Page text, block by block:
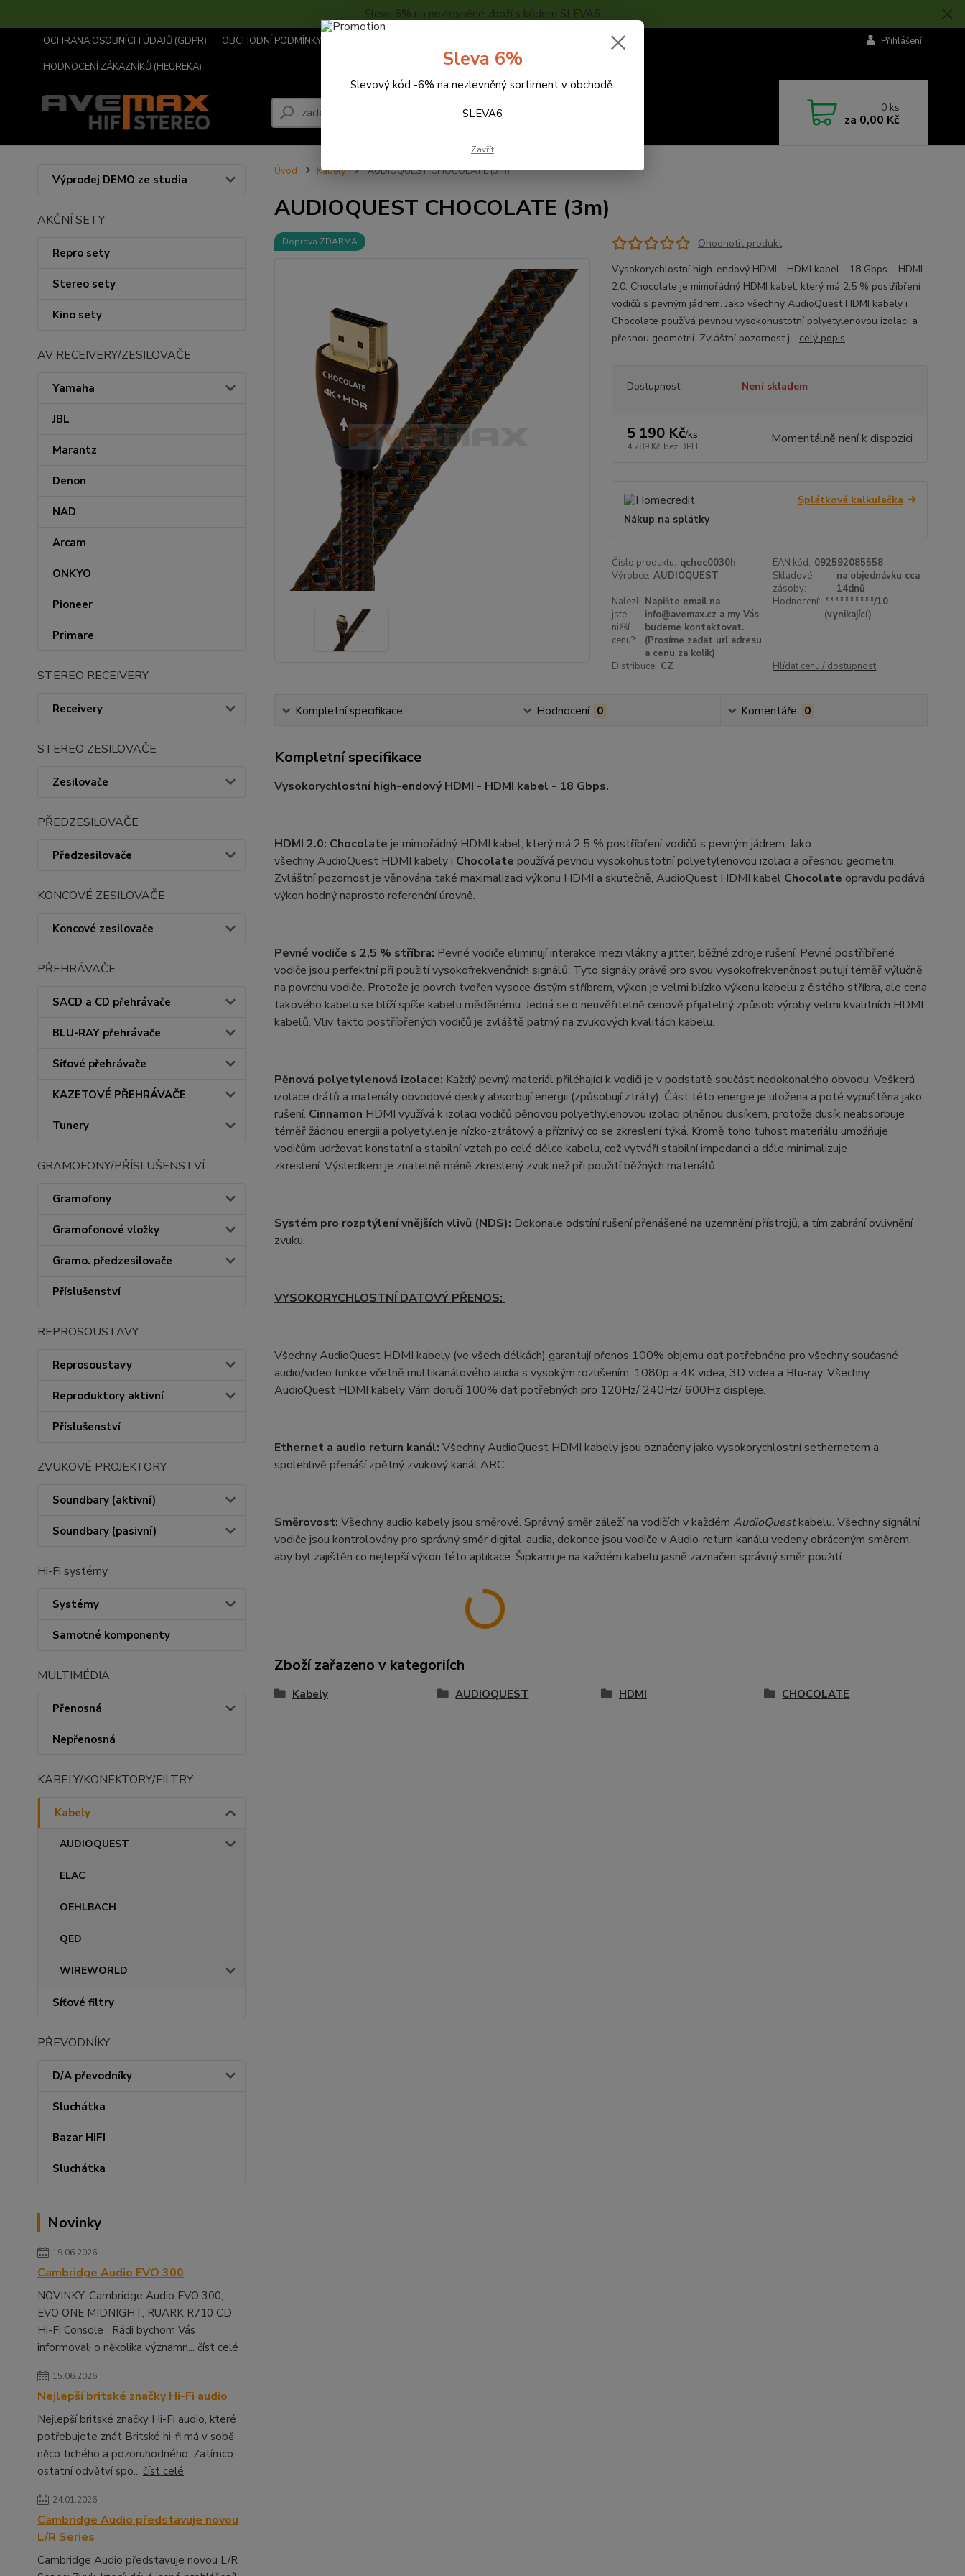
Sleva 6% na nezlevněné zboží s kódem SLEVA6
OCHRANA OSOBNÍCH ÚDAJŮ (GDPR) OBCHODNÍ PODMÍNKY ...
HODNOCENÍ ZÁKAZNÍKŮ (HEUREKA)
Přihlášení
Hledat 0 ks
za 0,00 Kč
Výprodej DEMO ze studia
AKČNÍ SETY
Repro sety
Stereo sety
Kino sety
AV RECEIVERY/ZESILOVAČE
Yamaha
JBL
Marantz
Denon
NAD
Arcam
ONKYO
Pioneer
Primare
STEREO RECEIVERY
Receivery
STEREO ZESILOVAČE
Zesilovače
PŘEDZESILOVAČE
Předzesilovače
KONCOVÉ ZESILOVAČE
Koncové zesilovače
PŘEHRÁVAČE
SACD a CD přehrávače
BLU-RAY přehrávače
Síťové přehrávače
KAZETOVÉ PŘEHRÁVAČE
Tunery
GRAMOFONY/PŘÍSLUŠENSTVÍ
Gramofony
Gramofonové vložky
Gramo. předzesilovače
Příslušenství
REPROSOUSTAVY
Reprosoustavy
Reproduktory aktivní
Příslušenství
ZVUKOVÉ PROJEKTORY
Soundbary (aktivní)
Soundbary (pasivní)
Hi-Fi systémy
Systémy
Samotné komponenty
MULTIMÉDIA
Přenosná
Nepřenosná
KABELY/KONEKTORY/FILTRY
Kabely
AUDIOQUEST
ELAC
OEHLBACH
QED
WIREWORLD
Síťové filtry
PŘEVODNÍKY
D/A převodníky
Sluchátka
Bazar HIFI
Sluchátka
Novinky
19.06.2026
Cambridge Audio EVO 300
NOVINKY: Cambridge Audio EVO 300,
EVO ONE MIDNIGHT, RUARK R710 CD
Hi-Fi Console Rádi bychom Vás
informovali o několika významn... číst celé
15.06.2026
Nejlepší britské značky Hi-Fi audio
Nejlepší britské značky Hi-Fi audio, které
potřebujete znát Britské hi-fi má v sobě
něco tichého a pozoruhodného. Zatímco
ostatní odvětví spo... číst celé
24.01.2026
Cambridge Audio představuje novou
L/R Series
Cambridge Audio představuje novou L/R
Úvod Kabely AUDIOQUEST CHOCOLATE (3m)
AUDIOQUEST CHOCOLATE (3m)
Doprava ZDARMA
Ohodnotit produkt
Vysokorychlostní high-endový HDMI - HDMI kabel - 18 Gbps. HDMI
2.0: Chocolate je mimořádný HDMI kabel, který má 2,5 % postříbření
vodičů s pevným jádrem. Jako všechny AudioQuest HDMI kabely i
Chocolate používá pevnou vysokohustotní polyetylenovou izolaci a
přesnou geometrii. Zvláštní pozornost j... celý popis
Dostupnost Není skladem
5 190 Kč/ks
4 289 Kč bez DPH Momentálně není k dispozici
Splátková kalkulačka
Nákup na splátky
Číslo produktu: qchoc0030h EAN kód: 092592085558
Výrobce: AUDIOQUEST
Skladové
zásoby:
na objednávku cca
14dnů
Nalezli
jste
nižší
cenu?:
Napište email na
info@avemax.cz a my Vás
budeme kontaktovat.
(Prosíme zadat url adresu
a cenu za kolik)
Hodnocení: **********/10
(vynikající)
Distribuce: CZ Hlídat cenu / dostupnost
Kompletní specifikace Hodnocení 0 Komentáře 0
Kompletní specifikace
Vysokorychlostní high-endový HDMI - HDMI kabel - 18 Gbps.
HDMI 2.0: Chocolate je mimořádný HDMI kabel, který má 2,5 % postříbření vodičů s pevným jádrem. Jako
všechny AudioQuest HDMI kabely i Chocolate používá pevnou vysokohustotní polyetylenovou izolaci a přesnou geometrii.
Zvláštní pozornost je věnována také maximalizaci výkonu HDMI a skutečně, AudioQuest HDMI kabel Chocolate opravdu podává
výkon hodný naprosto referenční úrovně.
Pevné vodiče s 2,5 % stříbra: Pevné vodiče eliminují interakce mezi vlákny a jitter, běžné zdroje rušení. Pevné postříbřené
vodiče jsou perfektní při použití vysokofrekvenčních signálů. Tyto signály právě pro svou vysokofrekvenčnost putují téměř výlučně
na povrchu vodiče. Protože je povrch tvořen vysoce čistým stříbrem, výkon je velmi blízko výkonu kabelu z čistého stříbra, ale cena
takového kabelu se blíží spíše kabelu měděnému. Jedná se o neuvěřitelně cenově přijatelný způsob výroby velmi kvalitních HDMI
kabelů. Vliv takto postříbřených vodičů je zvláště patrný na zvukových kvalitách kabelu.
Pěnová polyetylenová izolace: Každý pevný materiál přiléhající k vodiči je v podstatě součást nedokonalého obvodu. Veškerá
izolace drátů a materiály obvodové desky absorbují energii (způsobují ztráty). Část této energie je uložena a poté vypuštěna jako
rušení. Cinnamon HDMI využívá k izolaci vodičů pěnovou polyethylenovou izolaci plněnou dusíkem, protože dusík neabsorbuje
téměř žádnou energii a polyetylen je nízko-ztrátový a příznivý co se zkreslení týká. Kromě toho tuhost materiálu umožňuje
vodičům udržovat konstatní a stabilní vztah po celé délce kabelu, což vytváří stabilní impedanci a dále minimalizuje
zkreslení. Výsledkem je znatelně méně zkreslený zvuk než při použití běžných materiálů.
Systém pro rozptýlení vnějších vlivů (NDS): Dokonale odstíní rušení přenášené na uzemnění přístrojů, a tím zabrání ovlivnění
zvuku.
VYSOKORYCHLOSTNÍ DATOVÝ PŘENOS:
Všechny AudioQuest HDMI kabely (ve všech délkách) garantují přenos 100% objemu dat potřebného pro všechny současné
audio/video funkce včetně multikanálového audia s vysokým rozlišením, 1080p a 4K videa, 3D videa a Blu-ray. Všechny
AudioQuest HDMI kabely Vám doručí 100% dat potřebných pro 120Hz/ 240Hz/ 600Hz displeje.
Ethernet a audio return kanál: Všechny AudioQuest HDMI kabely jsou označeny jako vysokorychlostní sethernetem a
spolehlivě přenáší zpětný zvukový kanál ARC.
Směrovost: Všechny audio kabely jsou směrové. Správný směr záleží na vodičích v každém AudioQuestkabelu. Všechny signální
vodiče jsou kontrolovány pro správný směr digital-audia, dokonce jsou vodiče v Audio-return kanálu vedeny obráceným směrem,
aby byl zajištěn co nejlepší výkon této aplikace. Šipkami je na každém kabelu jasně zaznačen správný směr použití.
Zboží zařazeno v kategoriích
Kabely AUDIOQUEST HDMI CHOCOLATE
Sleva 6%
Slevový kód -6% na nezlevněný sortiment v obchodě:
SLEVA6
Zavřít